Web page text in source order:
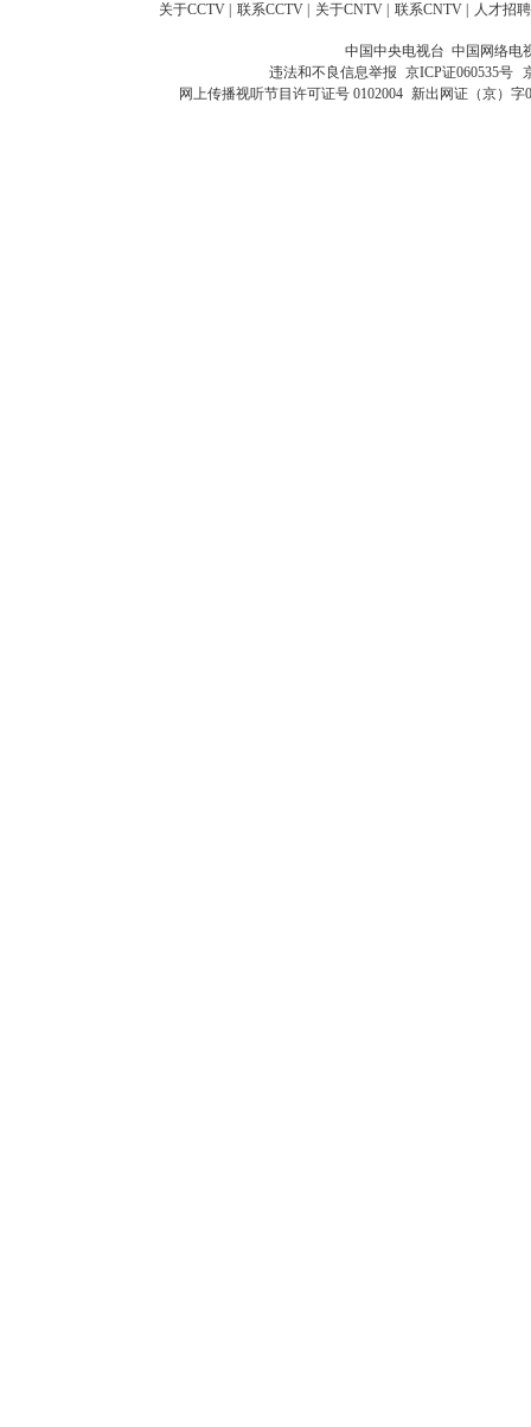
关于CCTV 联系CCTV 关于CNTV 联系CNTV 人才招聘
中国中央电视台 中国网络电
违法和不良信息举报 京ICP证060535号
网上传播视听节目许可证号 0102004 新出网证（京）